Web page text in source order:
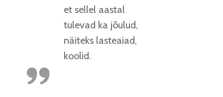
et sellel aastal
tulevad ka jõulud,
näiteks lasteaiad,
koolid.